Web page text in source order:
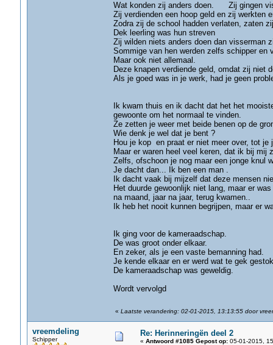
Wat konden zij anders doen. Zij gingen
Zij verdienden een hoop geld en zij werkten
Zodra zij de school hadden verlaten, zaten
Dek leerling was hun streven
Zij wilden niets anders doen dan visserman
Sommige van hen werden zelfs schipper en
Maar ook niet allemaal.
Deze knapen verdiende geld, omdat zij niet
Als je goed was in je werk, had je geen
Ik kwam thuis en ik dacht dat het het
gewoonte om het normaal te vinden.
Ze zetten je weer met beide benen op de
Wie denk je wel dat je bent ?
Hou je kop en praat er niet meer over, tot je
Maar er waren heel veel keren, dat ik bij mij
Zelfs, ofschoon je nog maar een jonge knul
Je dacht dan... Ik ben een man .
Ik dacht vaak bij mijzelf dat deze mensen
Het duurde gewoonlijk niet lang, maar er
na maand, jaar na jaar, terug kwamen..
Ik heb het nooit kunnen begrijpen, maar er
Ik ging voor de kameraadschap.
De was groot onder elkaar.
En zeker, als je een vaste bemanning had.
Je kende elkaar en er werd wat te gek
De kameraadschap was
Wordt vervolgd
« Laatste verandering: 02-01-2015, 13:13:55 door
vreemdeling
Schipper
Re: Herinneringën deel 2
« Antwoord #1085 Gepost op:05-01-2015,